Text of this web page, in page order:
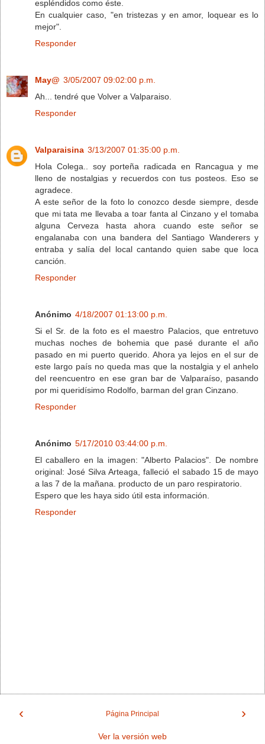
espléndidos como éste.
En cualquier caso, "en tristezas y en amor, loquear es lo
mejor".
Responder
May@ 3/05/2007 09:02:00 p.m.
Ah... tendré que Volver a Valparaiso.
Responder
Valparaisina 3/13/2007 01:35:00 p.m.
Hola Colega.. soy porteña radicada en Rancagua y me
lleno de nostalgias y recuerdos con tus posteos. Eso se
agradece.
A este señor de la foto lo conozco desde siempre, desde
que mi tata me llevaba a toar fanta al Cinzano y el tomaba
alguna Cerveza hasta ahora cuando este señor se
engalanaba con una bandera del Santiago Wanderers y
entraba y salía del local cantando quien sabe que loca
canción.
Responder
Anónimo 4/18/2007 01:13:00 p.m.
Si el Sr. de la foto es el maestro Palacios, que entretuvo
muchas noches de bohemia que pasé durante el año
pasado en mi puerto querido. Ahora ya lejos en el sur de
este largo país no queda mas que la nostalgia y el anhelo
del reencuentro en ese gran bar de Valparaíso, pasando
por mi queridísimo Rodolfo, barman del gran Cinzano.
Responder
Anónimo 5/17/2010 03:44:00 p.m.
El caballero en la imagen: "Alberto Palacios". De nombre
original: José Silva Arteaga, falleció el sabado 15 de mayo
a las 7 de la mañana. producto de un paro respiratorio.
Espero que les haya sido útil esta información.
Responder
‹ ›
Página Principal
Ver la versión web